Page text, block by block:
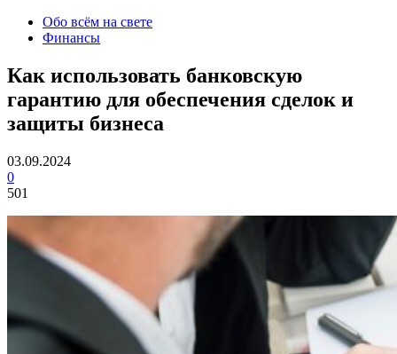
Обо всём на свете
Финансы
Как использовать банковскую
гарантию для обеспечения сделок и
защиты бизнеса
03.09.2024
0
501